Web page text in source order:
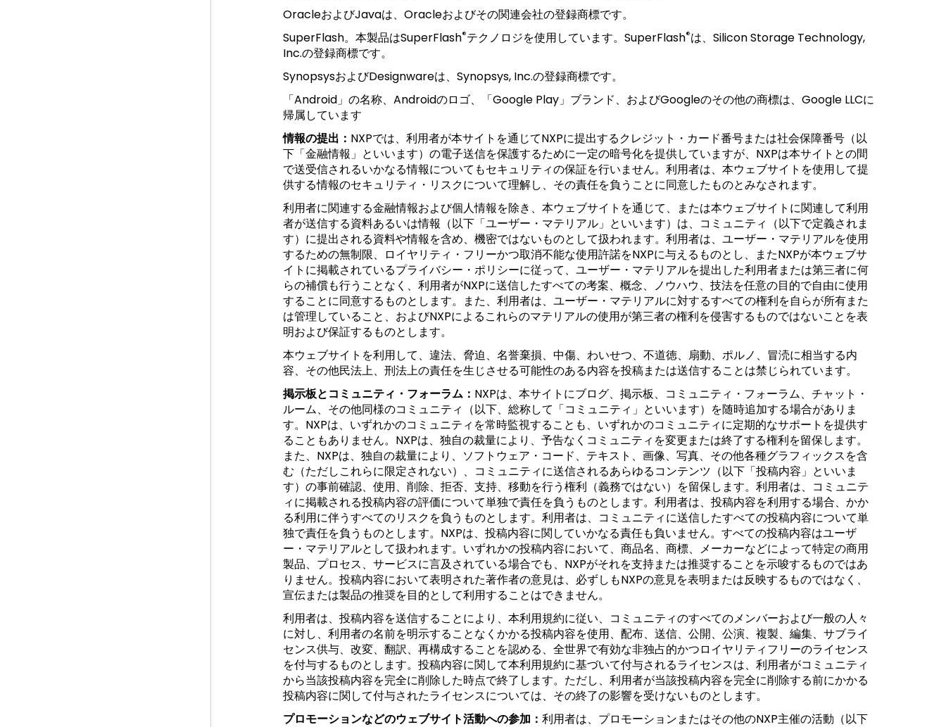
OracleおよびJavaは、Oracleおよびその関連会社の登録商標です。
SuperFlash。本製品はSuperFlash®テクノロジを使用しています。SuperFlash®は、Silicon Storage Technology,
Inc.の登録商標です。
SynopsysおよびDesignwareは、Synopsys, Inc.の登録商標です。
「Android」の名称、Androidのロゴ、「Google Play」ブランド、およびGoogleのその他の商標は、Google LLCに
帰属しています
情報の提出： NXPでは、利用者が本サイトを通じてNXPに提出するクレジット・カード番号または社会保障番号（以
下「金融情報」といいます）の電子送信を保護するために一定の暗号化を提供していますが、NXPは本サイトとの間
で送受信されるいかなる情報についてもセキュリティの保証を行いません。利用者は、本ウェブサイトを使用して提
供する情報のセキュリティ・リスクについて理解し、その責任を負うことに同意したものとみなされます。
利用者に関連する金融情報および個人情報を除き、本ウェブサイトを通じて、または本ウェブサイトに関連して利用
者が送信する資料あるいは情報（以下「ユーザー・マテリアル」といいます）は、コミュニティ（以下で定義されま
す）に提出される資料や情報を含め、機密ではないものとして扱われます。利用者は、ユーザー・マテリアルを使用
するための無制限、ロイヤリティ・フリーかつ取消不能な使用許諾をNXPに与えるものとし、またNXPが本ウェブサ
イトに掲載されているプライバシー・ポリシーに従って、ユーザー・マテリアルを提出した利用者または第三者に何
らの補償も行うことなく、利用者がNXPに送信したすべての考案、概念、ノウハウ、技法を任意の目的で自由に使用
することに同意するものとします。また、利用者は、ユーザー・マテリアルに対するすべての権利を自らが所有また
は管理していること、およびNXPによるこれらのマテリアルの使用が第三者の権利を侵害するものではないことを表
明および保証するものとします。
本ウェブサイトを利用して、違法、脅迫、名誉棄損、中傷、わいせつ、不道徳、扇動、ポルノ、冒涜に相当する内
容、その他民法上、刑法上の責任を生じさせる可能性のある内容を投稿または送信することは禁じられています。
掲示板とコミュニティ・フォーラム： NXPは、本サイトにブログ、掲示板、コミュニティ・フォーラム、チャット・
ルーム、その他同様のコミュニティ（以下、総称して「コミュニティ」といいます）を随時追加する場合がありま
す。NXPは、いずれかのコミュニティを常時監視することも、いずれかのコミュニティに定期的なサポートを提供す
ることもありません。NXPは、独自の裁量により、予告なくコミュニティを変更または終了する権利を留保します。
また、NXPは、独自の裁量により、ソフトウェア・コード、テキスト、画像、写真、その他各種グラフィックスを含
む（ただしこれらに限定されない）、コミュニティに送信されるあらゆるコンテンツ（以下「投稿内容」といいま
す）の事前確認、使用、削除、拒否、支持、移動を行う権利（義務ではない）を留保します。利用者は、コミュニテ
ィに掲載される投稿内容の評価について単独で責任を負うものとします。利用者は、投稿内容を利用する場合、かか
る利用に伴うすべてのリスクを負うものとします。利用者は、コミュニティに送信したすべての投稿内容について単
独で責任を負うものとします。NXPは、投稿内容に関していかなる責任も負いません。すべての投稿内容はユーザ
ー・マテリアルとして扱われます。いずれかの投稿内容において、商品名、商標、メーカーなどによって特定の商用
製品、プロセス、サービスに言及されている場合でも、NXPがそれを支持または推奨することを示唆するものではあ
りません。投稿内容において表明された著作者の意見は、必ずしもNXPの意見を表明または反映するものではなく、
宣伝または製品の推奨を目的として利用することはできません。
利用者は、投稿内容を送信することにより、本利用規約に従い、コミュニティのすべてのメンバーおよび一般の人々
に対し、利用者の名前を明示することなくかかる投稿内容を使用、配布、送信、公開、公演、複製、編集、サブライ
センス供与、改変、翻訳、再構成することを認める、全世界で有効な非独占的かつロイヤリティフリーのライセンス
を付与するものとします。投稿内容に関して本利用規約に基づいて付与されるライセンスは、利用者がコミュニティ
から当該投稿内容を完全に削除した時点で終了します。ただし、利用者が当該投稿内容を完全に削除する前にかかる
投稿内容に関して付与されたライセンスについては、その終了の影響を受けないものとします。
プロモーションなどのウェブサイト活動への参加： 利用者は、プロモーションまたはその他のNXP主催の活動（以下